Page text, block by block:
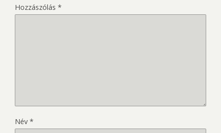
Hozzászólás *
Név *